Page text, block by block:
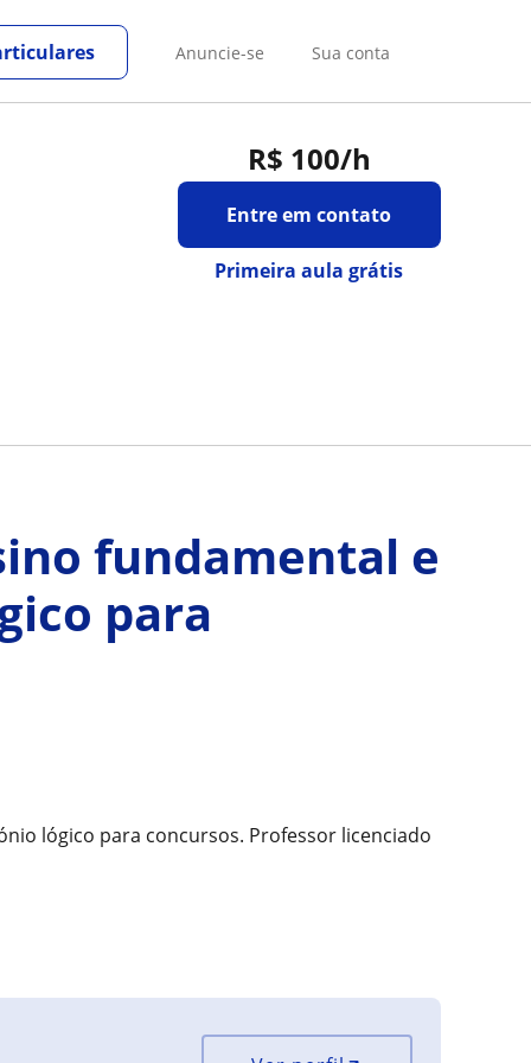
Anuncie-se Sua conta
R$ 100/h
Entre em contato
Primeira aula grátis
fundamental e
para
lógico para concursos. Professor licenciado